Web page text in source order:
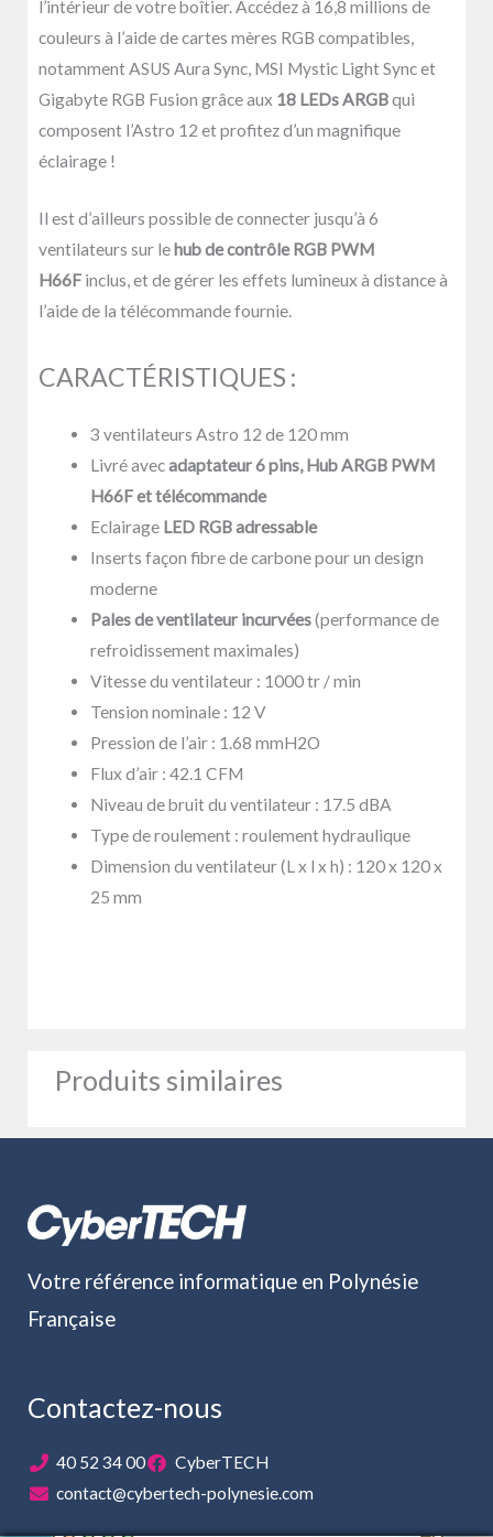
l’intérieur de votre boîtier. Accédez à 16,8 millions de
couleurs à l’aide de cartes mères RGB compatibles,
notamment ASUS Aura Sync, MSI Mystic Light Sync et
Gigabyte RGB Fusion grâce aux 18 LEDs ARGBqui
composent l’Astro 12 et profitez d’un magnifique
éclairage !
Il est d’ailleurs possible de connecter jusqu’à 6
ventilateurs sur le hub de contrôle RGB PWM
H66F inclus, et de gérer les effets lumineux à distance à
l’aide de la télécommande fournie.
CARACTÉRISTIQUES :
3 ventilateurs Astro 12 de 120 mm
Livré avecadaptateur 6 pins, Hub ARGB PWM
H66F et télécommande
Eclairage LED RGB adressable
Inserts façon fibre de carbone pour un design
moderne
Pales de ventilateur incurvées(performance de
refroidissement maximales)
Vitesse du ventilateur : 1000 tr / min
Tension nominale : 12 V
Pression de l’air : 1.68 mmH2O
Flux d’air : 42.1 CFM
Niveau de bruit du ventilateur : 17.5 dBA
Type de roulement : roulement hydraulique
Dimension du ventilateur (L x l x h) : 120 x 120 x
25 mm
Produits similaires
Votre référence informatique en Polynésie
Française
Contactez-nous
40 52 34 00
CyberTECH
contact@cybertech-polynesie.com